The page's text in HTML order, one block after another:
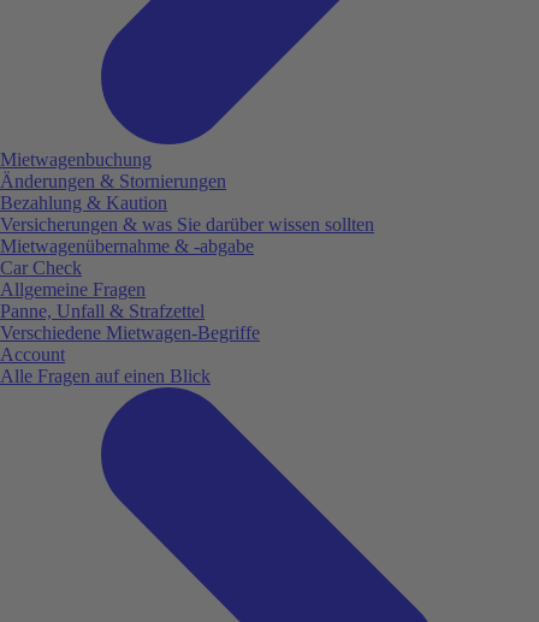
Mietwagenbuchung
Änderungen & Stornierungen
Bezahlung & Kaution
Versicherungen & was Sie darüber wissen sollten
Mietwagenübernahme & -abgabe
Car Check
Allgemeine Fragen
Panne, Unfall & Strafzettel
Verschiedene Mietwagen-Begriffe
Account
Alle Fragen auf einen Blick